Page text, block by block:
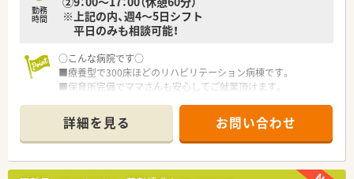
勤務
時間
※上記の内、週4～5日シフト
平日のみも相談可能！
○こんな病院です○
■療養型で300床ほどのリハビリテーション病棟です。
■保育所完備でママさんも安心してご就業頂けます。
医療を提供しています。
■週20時間以上の就業で社会保険に加入できます！
詳細を見る お問い合わせ